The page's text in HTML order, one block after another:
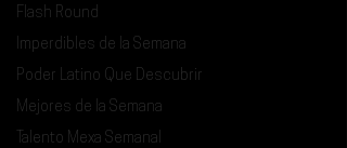
Flash Round
Imperdibles de la Semana
Poder Latino Que Descubrir
Mejores de la Semana
Talento Mexa Semanal